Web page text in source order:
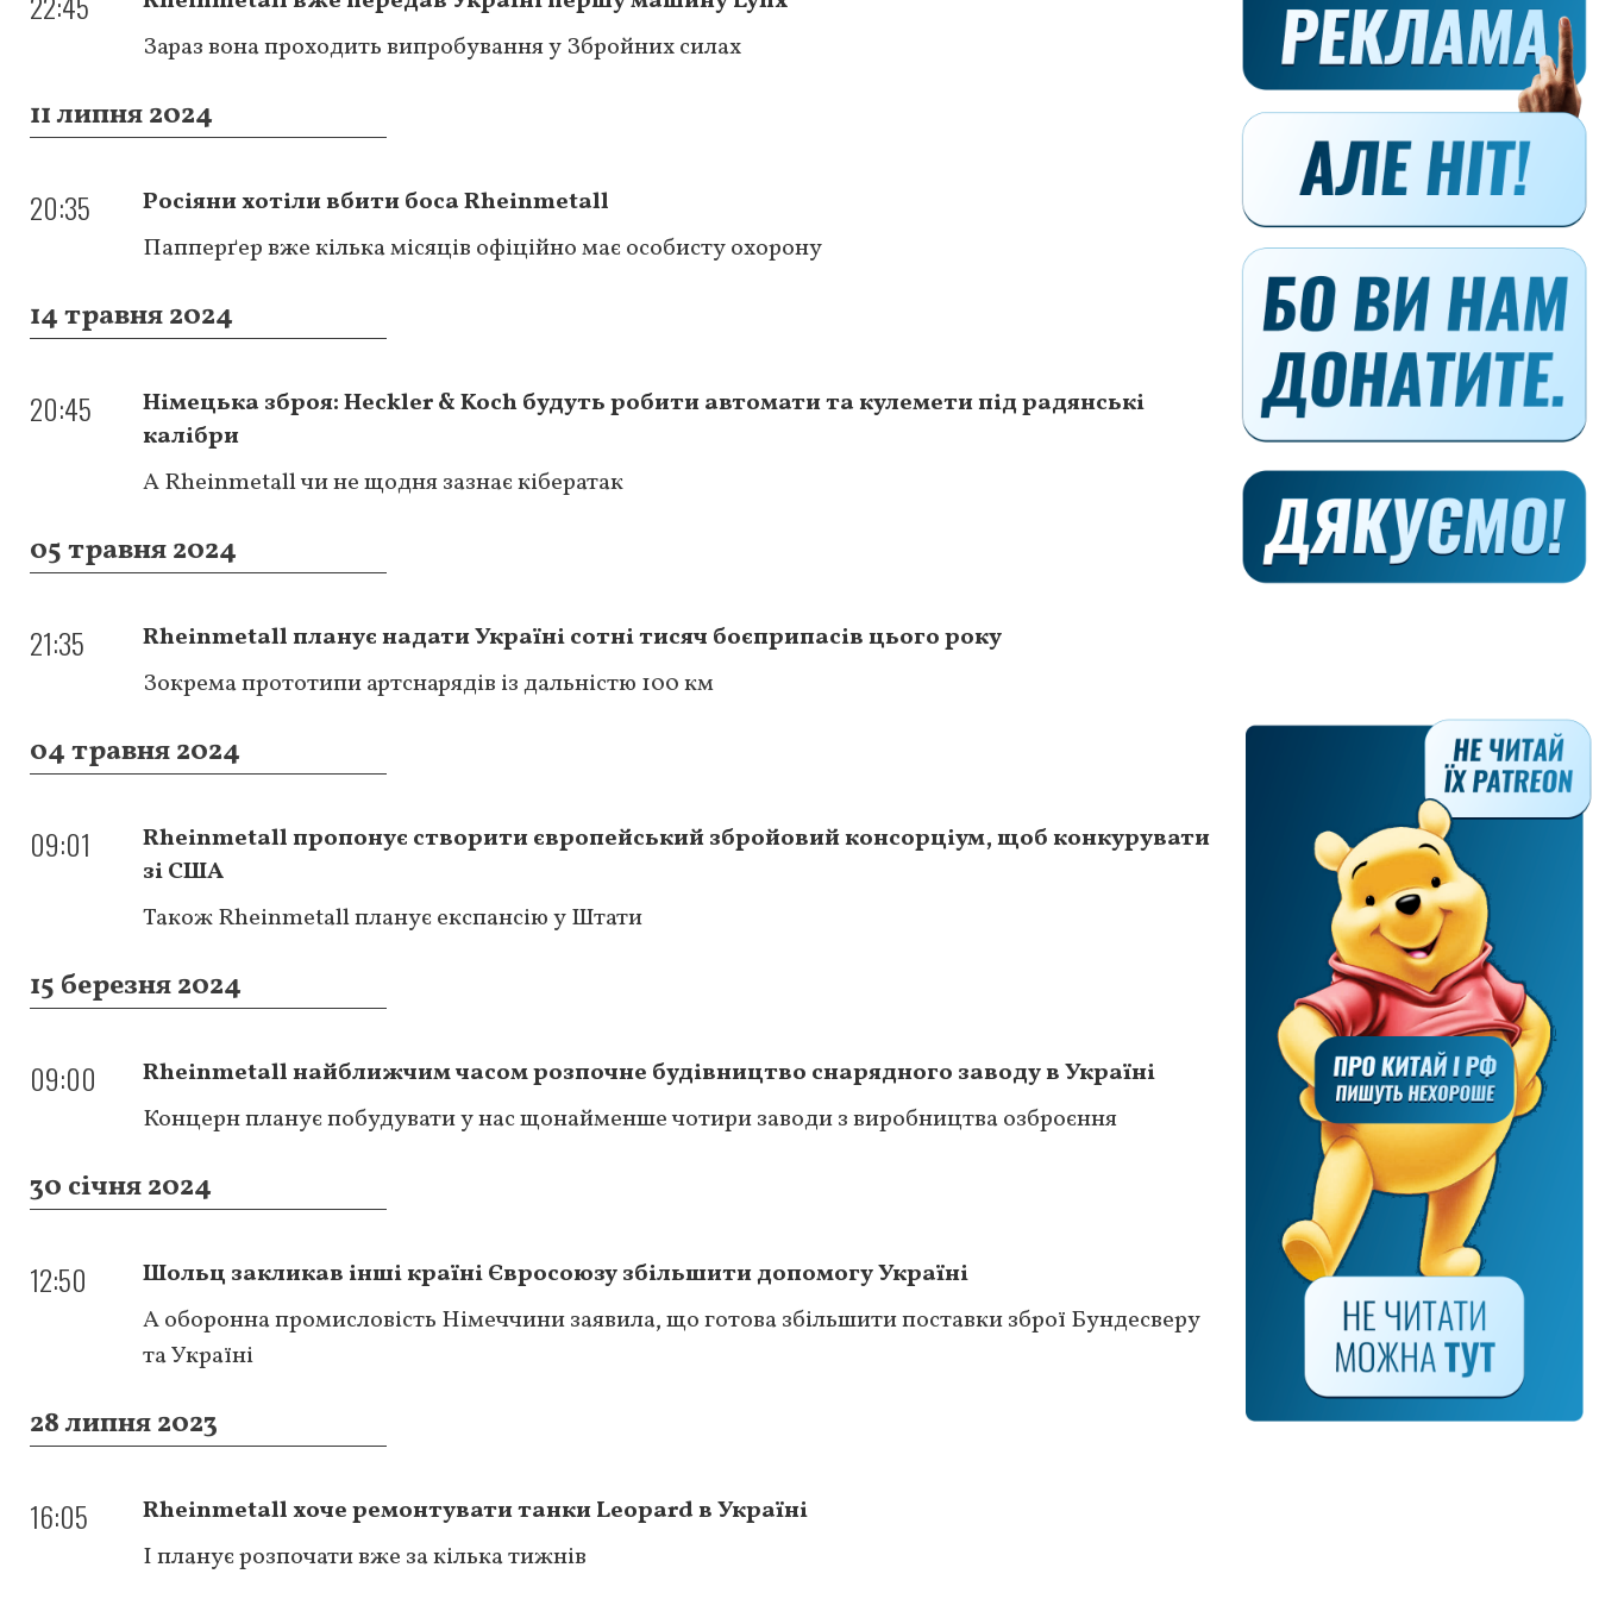
Зараз вона проходить випробування у Збройних силах
11 липня 2024
20:35
Росіяни хотіли вбити боса Rheinmetall
Папперґер вже кілька місяців офіційно має особисту охорону
14 травня 2024
20:45
Німецька зброя: Heckler & Koch будуть робити автомати та кулемети під радянські
калібри
А Rheinmetall чи не щодня зазнає кібератак
05 травня 2024
21:35
Rheinmetall планує надати Україні сотні тисяч боєприпасів цього року
Зокрема прототипи артснарядів із дальністю 100 км
04 травня 2024
09:01
Rheinmetall пропонує створити європейський збройовий консорціум, щоб конкурувати
зі США
Також Rheinmetall планує експансію у Штати
15 березня 2024
09:00
Rheinmetall найближчим часом розпочне будівництво снарядного заводу в Україні
Концерн планує побудувати у нас щонайменше чотири заводи з виробництва озброєння
30 січня 2024
12:50
Шольц закликав інші країні Євросоюзу збільшити допомогу Україні
А оборонна промисловість Німеччини заявила, що готова збільшити поставки зброї Бундесверу
та Україні
28 липня 2023
16:05
Rheinmetall хоче ремонтувати танки Leopard в Україні
І планує розпочати вже за кілька тижнів